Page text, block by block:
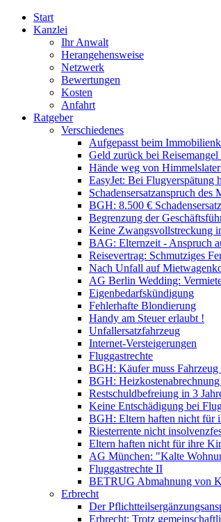
Start
Kanzlei
Ihr Anwalt
Herangehensweise
Netzwerk
Bewertungen
Kosten
Anfahrt
Ratgeber
Verschiedenes
Aufgepasst beim
Geld zurück bei
Hände weg von
EasyJet: Bei Flugverspätung
Schadensersatzanspruch
BGH: 8.500 €
Begrenzung der
Keine Zwangsvollstreckung
BAG: Elternzeit - Anspruch
Reisevertrag: Schmutziges
Nach Unfall auf
AG Berlin Wedding:
Eigenbedarfskündigung
Fehlerhafte Blondierung
Handy am Steuer erlaubt !
Unfallersatzfahrzeug
Internet-Versteigerungen
Fluggastrechte
BGH: Käufer muss
BGH:
Restschuldbefreiung in 3
Keine Entschädigung bei
BGH: Eltern haften nicht für
Riesterrente nicht
Eltern haften nicht für ihre
AG München: "Kalte
Fluggastrechte II
BETRUG Abmahnung von
Erbrecht
Der
Erbrecht: Trotz